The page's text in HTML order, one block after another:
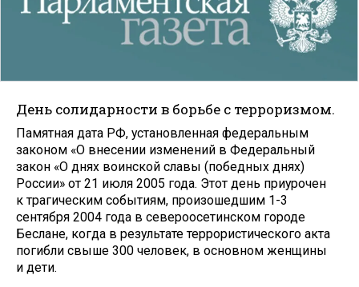
День солидарности в борьбе с терроризмом.
Памятная дата РФ, установленная федеральным
законом «О внесении изменений в Федеральный
закон «О днях воинской славы (победных днях)
России» от 21 июля 2005 года. Этот день приурочен
к трагическим событиям, произошедшим 1-3
сентября 2004 года в североосетинском городе
Беслане, когда в результате террористического акта
погибли свыше 300 человек, в основном женщины
и дети.